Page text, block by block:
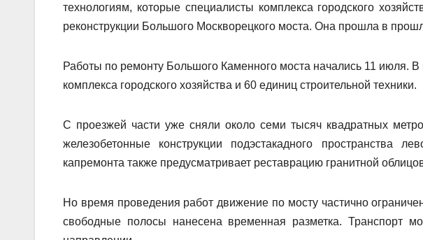
технологиям, которые специалисты комплекса городского
реконструкции Большого Москворецкого моста. Она прошла в
Работы по ремонту Большого Каменного моста начались 11 июля.
комплекса городского хозяйства и 60 единиц строительной техники.
С проезжей части уже сняли около семи тысяч квадратных
железобетонные конструкции подэстакадного пространства
капремонта также предусматривает реставрацию гранитной
Но время проведения работ движение по мосту частично
свободные полосы нанесена временная разметка. Транспорт